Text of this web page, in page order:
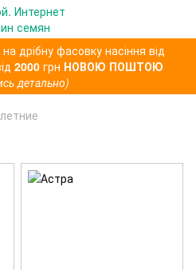
на дрібну фасовку насіння від
2000 грн НОВОЮ ПОШТОЮ
детально)